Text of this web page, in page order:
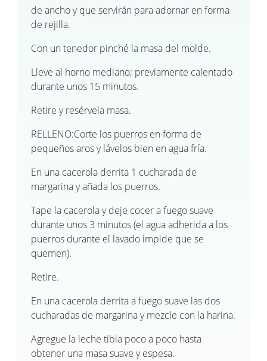
de ancho y que servirán para adornar en forma
de rejilla.
Con un tenedor pinché la masa del molde.
Lleve al horno mediano; previamente calentado
durante unos 15 minutos.
Retire y resérvela masa.
RELLENO:Corte los puerros en forma de
pequeños aros y lávelos bien en agua fría.
En una cacerola derrita 1 cucharada de
margarina y añada los puerros.
Tape la cacerola y deje cocer a fuego suave
durante unos 3 minutos (el agua adherida a los
puerros durante el lavado impide que se
quemen).
Retire.
En una cacerola derrita a fuego suave las dos
cucharadas de margarina y mezcle con la harina.
Agregue la leche tibia poco a poco hasta
obtener una masa suave y espesa.